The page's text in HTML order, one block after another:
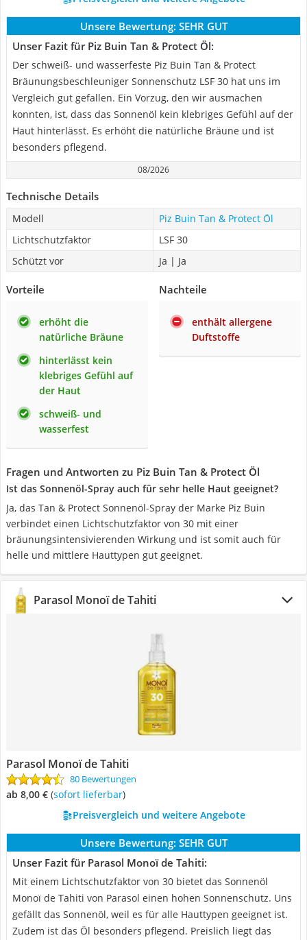
Unsere Bewertung: SEHR GUT
Unser Fazit für Piz Buin Tan & Protect Öl:
Der schweiß- und wasserfeste Piz Buin Tan & Protect
Bräunungsbeschleuniger Sonnenschutz LSF 30 hat uns im
Vergleich gut gefallen. Ein Vorzug, den wir ausmachen
konnten, ist, dass das Sonnenöl kein klebriges Gefühl auf der
Haut hinterlässt. Es erhöht die natürliche Bräune und ist
besonders pflegend.
08/2026
Technische Details
Modell
Piz Buin Tan & Protect Öl
Lichtschutzfaktor
LSF 30
Schützt vor
Ja | Ja
Vorteile
erhöht die
natürliche Bräune
hinterlässt kein
klebriges Gefühl auf
der Haut
schweiß- und
wasserfest
Nachteile
enthält allergene
Duftstoffe
Fragen und Antworten zu Piz Buin Tan & Protect Öl
Ist das Sonnenöl-Spray auch für sehr helle Haut geeignet?
Ja, das Tan & Protect Sonnenöl-Spray der Marke Piz Buin
verbindet einen Lichtschutzfaktor von 30 mit einer
bräunungsintensivierenden Wirkung und ist somit auch für
helle und mittlere Hauttypen gut geeignet.
Parasol Monoï de Tahiti
Parasol Monoï de Tahiti
80 Bewertungen
ab 8,00 € ( Sofort lieferbar)
Preisvergleich und weitere Angebote
Unsere Bewertung: SEHR GUT
Unser Fazit für Parasol Monoï de Tahiti:
Mit einem Lichtschutzfaktor von 30 bietet das Sonnenöl
Monoï de Tahiti von Parasol einen hohen Sonnenschutz. Uns
gefällt das Sonnenöl, weil es für alle Hauttypen geeignet ist.
Zudem ist das Öl besonders pflegend. Preislich liegt das